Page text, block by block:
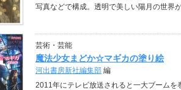
写真などで構成。透明で美しい陽月の世界
芸術・芸能
魔法少女まどか☆マギカの塗り絵
河出書房新社編集部 編
2011年にテレビ放送されると一大ブームを